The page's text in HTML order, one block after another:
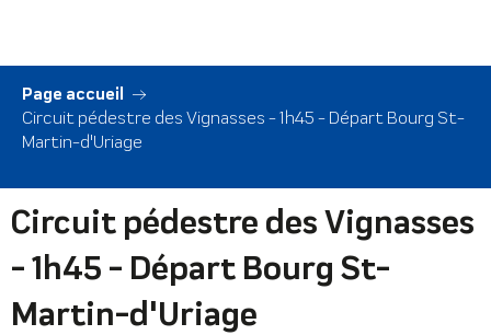
contenu
principal
Page accueil
Circuit pédestre des Vignasses - 1h45 - Départ Bourg St-
Martin-d'Uriage
Circuit pédestre des Vignasses
- 1h45 - Départ Bourg St-
Martin-d'Uriage